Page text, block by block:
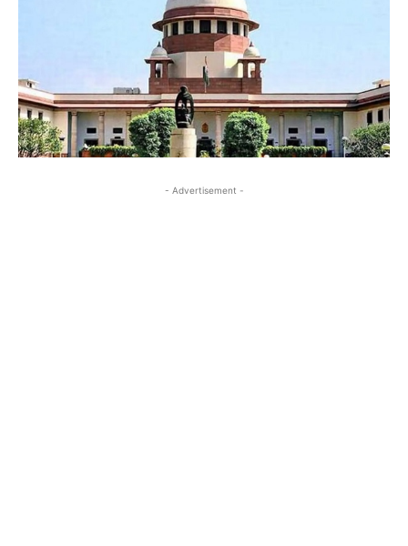
- Advertisement -